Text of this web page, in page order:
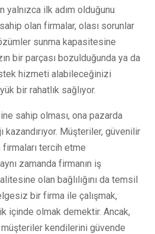
yalnızca ilk adım olduğunu
olan firmalar, olası sorunlar
sunma kapasitesine
bir parçası bozulduğunda ya da
hizmeti alabileceğinizi
bir rahatlık sağlıyor.
sahip olması, ona pazarda
kazandırıyor. Müşteriler, güvenilir
tercih etme
zamanda firmanın iş
olan bağlılığını da temsil
bir firma ile çalışmak,
içinde olmak demektir. Ancak,
kendilerini güvende